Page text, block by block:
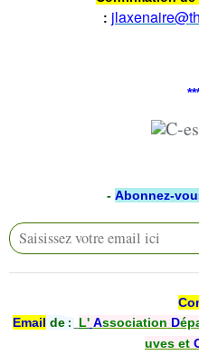
:
- Abonnez-
Email de : L' Association D
uves et